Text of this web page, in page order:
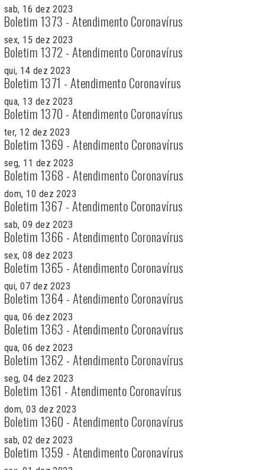
sab, 16 dez 2023
Boletim 1373 - Atendimento Coronavírus
sex, 15 dez 2023
Boletim 1372 - Atendimento Coronavírus
qui, 14 dez 2023
Boletim 1371 - Atendimento Coronavírus
qua, 13 dez 2023
Boletim 1370 - Atendimento Coronavírus
ter, 12 dez 2023
Boletim 1369 - Atendimento Coronavírus
seg, 11 dez 2023
Boletim 1368 - Atendimento Coronavírus
dom, 10 dez 2023
Boletim 1367 - Atendimento Coronavírus
sab, 09 dez 2023
Boletim 1366 - Atendimento Coronavírus
sex, 08 dez 2023
Boletim 1365 - Atendimento Coronavírus
qui, 07 dez 2023
Boletim 1364 - Atendimento Coronavírus
qua, 06 dez 2023
Boletim 1363 - Atendimento Coronavírus
qua, 06 dez 2023
Boletim 1362 - Atendimento Coronavírus
seg, 04 dez 2023
Boletim 1361 - Atendimento Coronavírus
dom, 03 dez 2023
Boletim 1360 - Atendimento Coronavírus
sab, 02 dez 2023
Boletim 1359 - Atendimento Coronavírus